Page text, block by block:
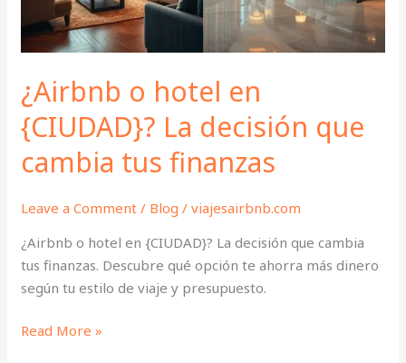
¿Airbnb o hotel en
{CIUDAD}? La decisión que
cambia tus finanzas
Leave a Comment / Blog /viajesairbnb.com
¿Airbnb o hotel en {CIUDAD}? La decisión que cambia
tus finanzas. Descubre qué opción te ahorra más dinero
según tu estilo de viaje y presupuesto.
cambia
tus
finanzas
Read More »